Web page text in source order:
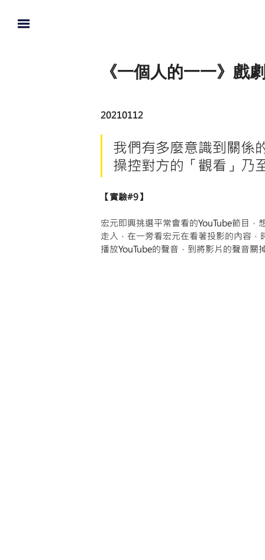
《一個人的一一》戲
20210112
我們有多麼意識到關係
操控對方的「觀看」乃
【實驗#9】
宏元即興挑選平常會看的YouTube節目
走入，在一旁看宏元在看著投影的內容
播放YouTube的聲音，到將影片的聲音關